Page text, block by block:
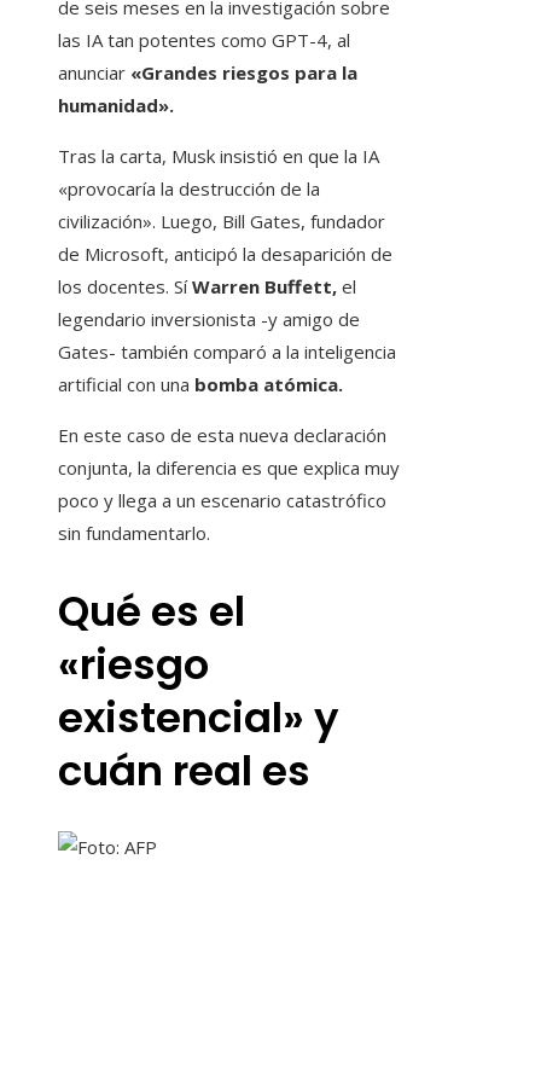
de seis meses en la investigación sobre
las IA tan potentes como GPT-4, al
anunciar «Grandes riesgos para la
humanidad».
Tras la carta, Musk insistió en que la IA
«provocaría la destrucción de la
civilización». Luego, Bill Gates, fundador
de Microsoft, anticipó la desaparición de
los docentes. SíWarren Buffett, el
legendario inversionista -y amigo de
Gates- también comparó a la inteligencia
artificial con una bomba atómica.
En este caso de esta nueva declaración
conjunta, la diferencia es que explica muy
poco y llega a un escenario catastrófico
sin fundamentarlo.
Qué es el
«riesgo
existencial» y
cuán real es